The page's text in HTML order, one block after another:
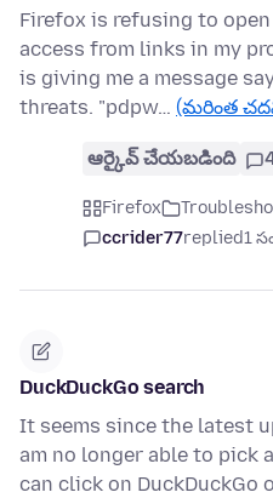
Firefox is refusing to
access from links in my
is giving me a message
threats. "pdpw… (మరింత
ఆర్కైవ్ చేయబడింది
Firefox
ccrider77replied1
DuckDuckGo search
It seems since the latest
am no longer able to pick
can click on DuckDuckGo